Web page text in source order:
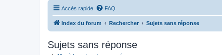
Accès rapide FAQ
Index du forum Rechercher Sujets sans réponse
Sujets sans réponse